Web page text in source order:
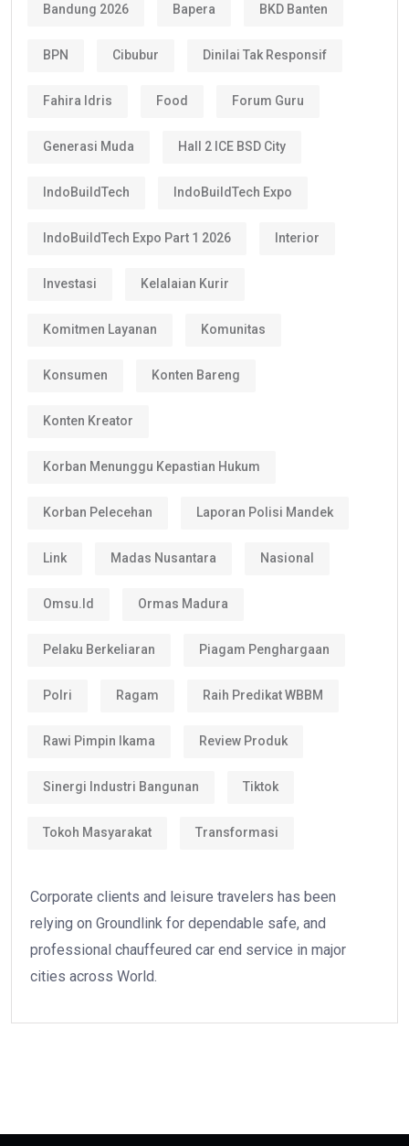
Bandung 2026 Bapera BKD Banten
BPN Cibubur Dinilai Tak Responsif
Fahira Idris Food Forum Guru
Generasi Muda Hall 2 ICE BSD City
IndoBuildTech IndoBuildTech Expo
IndoBuildTech Expo Part 1 2026 Interior
Investasi Kelalaian Kurir
Komitmen Layanan Komunitas
Konsumen Konten Bareng
Konten Kreator
Korban Menunggu Kepastian Hukum
Korban Pelecehan Laporan Polisi Mandek
Link Madas Nusantara Nasional
Omsu.id Ormas Madura
Pelaku Berkeliaran Piagam Penghargaan
Polri Ragam Raih Predikat WBBM
Rawi Pimpin Ikama Review Produk
Sinergi Industri Bangunan Tiktok
Tokoh Masyarakat Transformasi
Corporate clients and leisure travelers has been
relying on Groundlink for dependable safe, and
professional chauffeured car end service in major
cities across World.